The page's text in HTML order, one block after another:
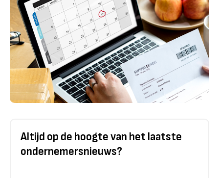
Altijd op de hoogte van het laatste
ondernemersnieuws?